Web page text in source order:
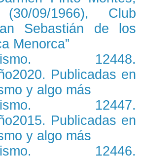
09/1966), Club
Sebastián de los
Menorca”
12448.
Publicadas en
y algo más
12447.
Publicadas en
y algo más
12446.